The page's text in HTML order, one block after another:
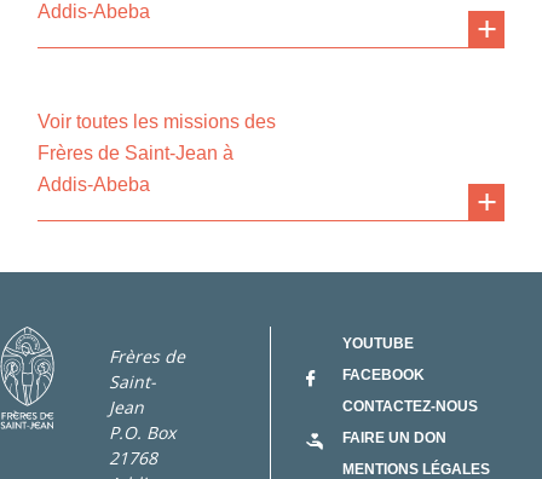
Addis-Abeba
Voir toutes les missions des
Frères de Saint-Jean à
Addis-Abeba
Frères de
Saint-
Jean
P.O. Box
21768
YOUTUBE
FACEBOOK
CONTACTEZ-NOUS
FAIRE UN DON
MENTIONS LÉGALES